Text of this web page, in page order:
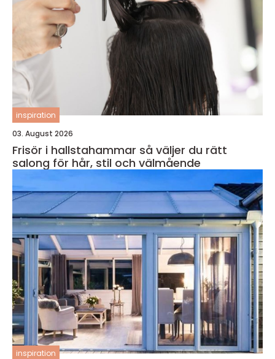
inspiration
03. August 2026
Frisör i hallstahammar så väljer du rätt
salong för hår, stil och välmående
inspiration